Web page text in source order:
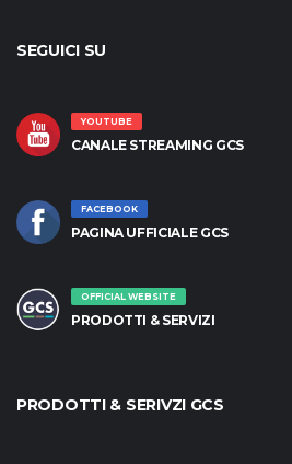
SEGUICI SU
YOUTUBE
CANALE STREAMING GCS
FACEBOOK
PAGINA UFFICIALE GCS
OFFICIAL WEBSITE
PRODOTTI & SERVIZI
PRODOTTI & SERIVZI GCS